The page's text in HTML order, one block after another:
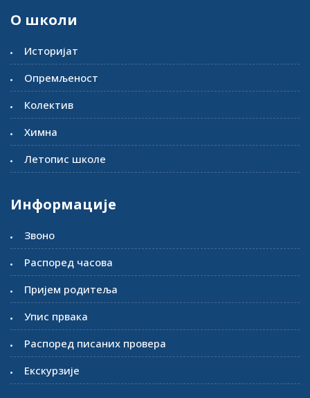
О школи
Историјат
Опремљеност
Колектив
Химна
Летопис школе
Информације
Звоно
Распоред часова
Пријем родитеља
Упис првака
Распоред писаних провера
Екскурзије